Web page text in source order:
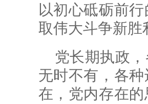
以初心砥砺前
取伟大斗争新胜
党长期执政
无时不有，各
在，党内存在